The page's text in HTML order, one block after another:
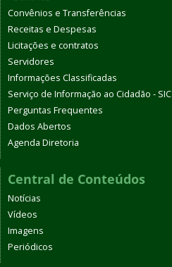
Convênios e Transferências
Receitas e Despesas
Licitações e contratos
Servidores
Informações Classificadas
Serviço de Informação ao Cidadão - SIC
Perguntas Frequentes
Dados Abertos
Agenda Diretoria
Central de Conteúdos
Notícias
Vídeos
Imagens
Periódicos